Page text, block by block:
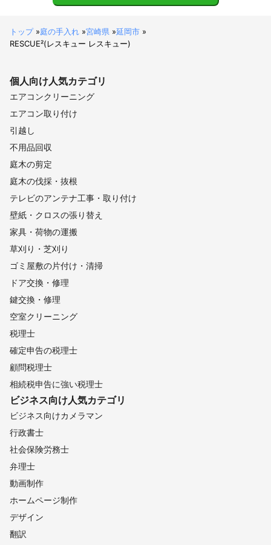
トップ»庭の手入れ »宮崎県 »延岡市 »
RESCUE²(レスキュー レスキュー)
個人向け人気カテゴリ
エアコンクリーニング
エアコン取り付け
引越し
不用品回収
庭木の剪定
庭木の伐採・抜根
テレビのアンテナ工事・取り付け
壁紙・クロスの張り替え
家具・荷物の運搬
草刈り・芝刈り
ゴミ屋敷の片付け・清掃
ドア交換・修理
鍵交換・修理
空室クリーニング
税理士
確定申告の税理士
顧問税理士
相続税申告に強い税理士
ビジネス向け人気カテゴリ
ビジネス向けカメラマン
行政書士
社会保険労務士
弁理士
動画制作
ホームページ制作
デザイン
翻訳